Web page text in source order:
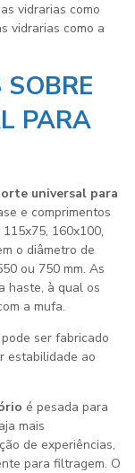
vidrarias como
vidrarias como a
PARA
universal para
e comprimentos
160x100,
o diâmetro de
ou 750 mm. As
haste, à qual os
a mufa.
ser fabricado
estabilidade ao
é pesada para
mais
de experiências,
para filtragem. O